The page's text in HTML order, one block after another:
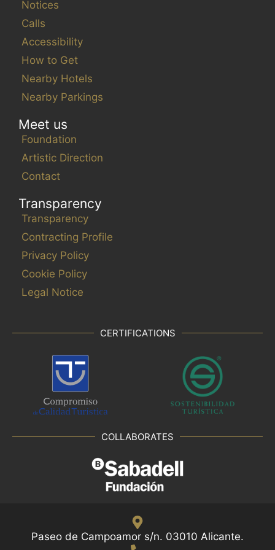
Notices
Calls
Accessibility
How to Get
Nearby Hotels
Nearby Parkings
Meet us
Foundation
Artistic Direction
Contact
Transparency
Transparency
Contracting Profile
Privacy Policy
Cookie Policy
Legal Notice
CERTIFICATIONS
COLLABORATES
Paseo de Campoamor s/n. 03010 Alicante.